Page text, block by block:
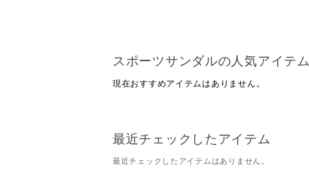
スポーツサンダルの人気アイテム
現在おすすめアイテムはありません。
最近チェックしたアイテム
最近チェックしたアイテムはありません。